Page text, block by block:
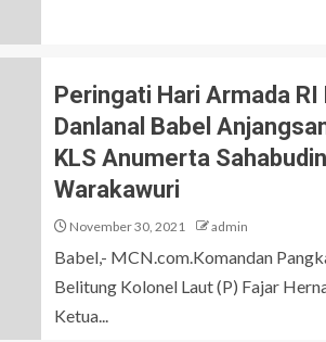
Peringati Hari Armada RI
Danlanal Babel
KLS Anumerta
Warakawuri
November 30, 2021 admin
Babel,- MCN.com.Komandan
Belitung Kolonel Laut (P) Fajar
Ketua...